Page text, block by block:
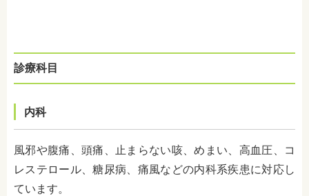
診療科目
内科
風邪や腹痛、頭痛、止まらない咳、めまい、高血圧、コ
レステロール、糖尿病、痛風などの内科系疾患に対応し
ています。